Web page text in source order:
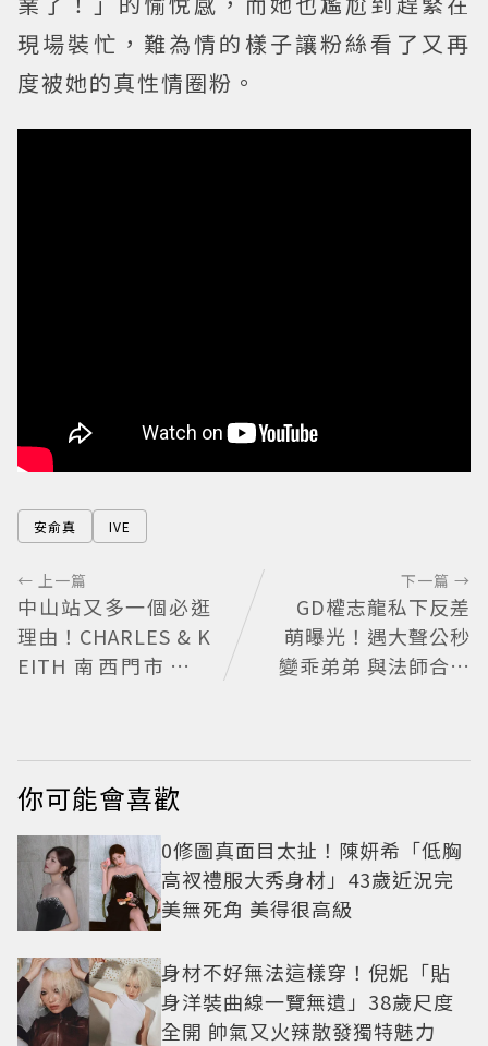
現場裝忙，難為情的樣子讓粉絲看了又再
度被她的真性情圈粉。
安俞真 IVE
← 上一篇
中山站又多一個必逛
理由！CHARLES & K
EITH 南西門市全新
時尚
下一篇 →
GD權志龍私下反差
萌曝光！遇大聲公秒
變乖弟弟 與法師合照
你可能會喜歡
0修圖真面目太扯！陳妍希「低胸
高衩禮服大秀身材」43歲近況完
美無死角 美得很高級
身材不好無法這樣穿！倪妮「貼
身洋裝曲線一覽無遺」38歲尺度
全開 帥氣又火辣散發獨特魅力